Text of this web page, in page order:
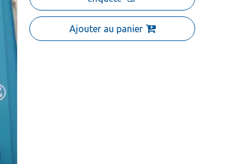
Ajouter au panier